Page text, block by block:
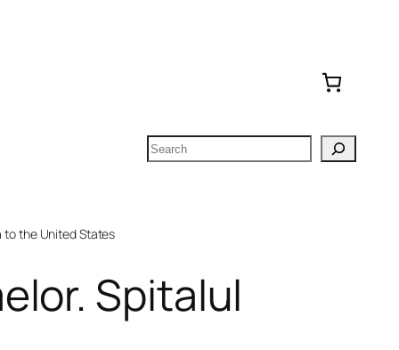
Search
to the United States
Spitalul